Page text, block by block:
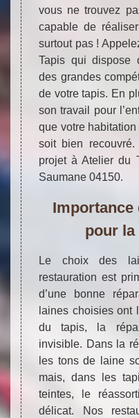
vous ne trouvez
capable de
surtout pas !
Tapis qui dispose
des grandes
de votre tapis. En
son travail pour
que votre
soit bien
projet à Atelier du
Saumane 04150.
Importance
pour
Le choix des
restauration est
d’une bonne
laines choisies ont
du tapis, la
invisible. Dans la
les tons de laine
mais, dans les
teintes, le
délicat. Nos